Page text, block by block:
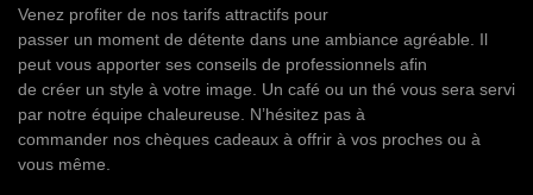
Venez profiter de nos tarifs attractifs pour
passer un moment de détente dans une ambiance agréable. Il
peut vous apporter ses conseils de professionnels afin
de créer un style à votre image. Un café ou un thé vous sera servi
par notre équipe chaleureuse. N’hésitez pas à
commander nos chèques cadeaux à offrir à vos proches ou à
vous même.